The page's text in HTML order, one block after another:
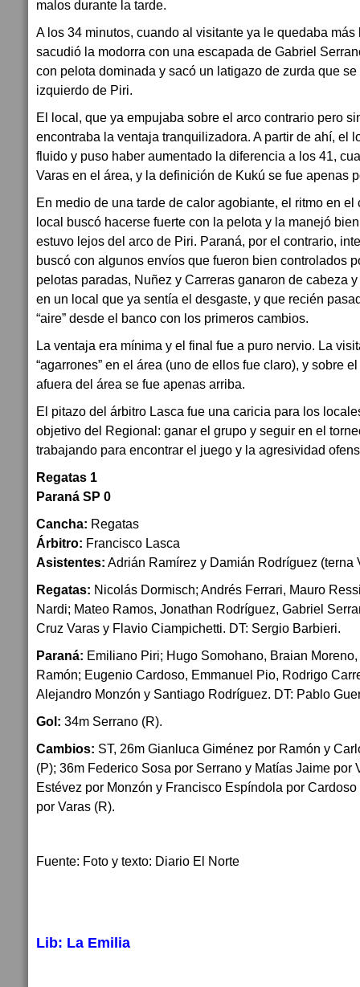
malos durante la tarde.
A los 34 minutos, cuando al visitante ya le quedaba
sacudió la modorra con una escapada de Gabriel
con pelota dominada y sacó un latigazo de zurda que
izquierdo de Piri.
El local, que ya empujaba sobre el arco contrario pero
encontraba la ventaja tranquilizadora. A partir de ahí, el
fluido y puso haber aumentado la diferencia a los 41,
Varas en el área, y la definición de Kukú se fue apenas
En medio de una tarde de calor agobiante, el ritmo en el
local buscó hacerse fuerte con la pelota y la manejó
estuvo lejos del arco de Piri. Paraná, por el contrario,
buscó con algunos envíos que fueron bien controlados
pelotas paradas, Nuñez y Carreras ganaron de cabeza
en un local que ya sentía el desgaste, y que recién
“aire” desde el banco con los primeros cambios.
La ventaja era mínima y el final fue a puro nervio. La
“agarrones” en el área (uno de ellos fue claro), y sobre
afuera del área se fue apenas arriba.
El pitazo del árbitro Lasca fue una caricia para los
objetivo del Regional: ganar el grupo y seguir en el
trabajando para encontrar el juego y la agresividad
Regatas 1
Paraná SP 0
Cancha: Regatas
Árbitro: Francisco Lasca
Asistentes: Adrián Ramírez y Damián Rodríguez (terna
Regatas: Nicolás Dormisch; Andrés Ferrari, Mauro
Nardi; Mateo Ramos, Jonathan Rodríguez, Gabriel
Cruz Varas y Flavio Ciampichetti. DT: Sergio Barbieri.
Paraná: Emiliano Piri; Hugo Somohano, Braian
Ramón; Eugenio Cardoso, Emmanuel Pio, Rodrigo
Alejandro Monzón y Santiago Rodríguez. DT: Pablo
Gol: 34m Serrano (R).
Cambios: ST, 26m Gianluca Giménez por Ramón y
(P); 36m Federico Sosa por Serrano y Matías Jaime por
Estévez por Monzón y Francisco Espíndola por
por Varas (R).
Fuente: Foto y texto: Diario El Norte
Lib: La Emilia